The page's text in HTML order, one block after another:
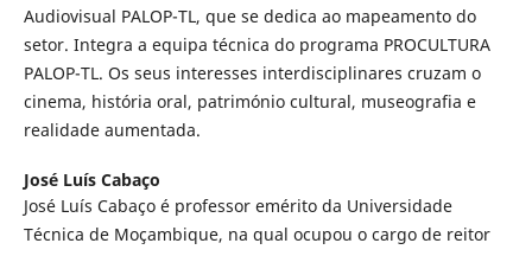
Audiovisual PALOP-TL, que se dedica ao mapeamento do
setor. Integra a equipa técnica do programa PROCULTURA
PALOP-TL. Os seus interesses interdisciplinares cruzam o
cinema, história oral, património cultural, museografia e
realidade aumentada.
José Luís Cabaço
José Luís Cabaço é professor emérito da Universidade
Técnica de Moçambique, na qual ocupou o cargo de reitor